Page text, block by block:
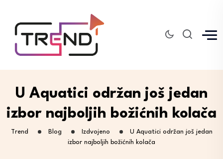
U Aquatici održan još jedan
izbor najboljih božićnih kolača
Trend Blog Izdvojeno
U Aquatici održan još jedan
izbor najboljih božićnih kolača